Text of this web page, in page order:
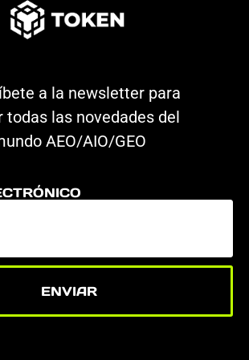
a la newsletter para
todas las novedades del
AEO/AIO/GEO
ENVIAR